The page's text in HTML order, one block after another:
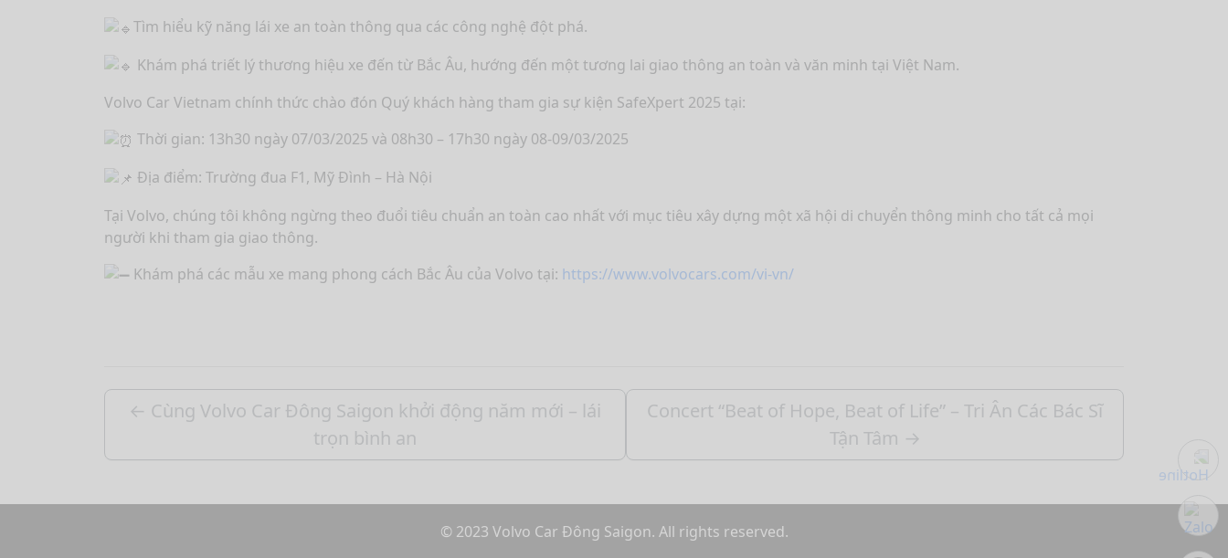
Tìm hiểu kỹ năng lái xe an toàn thông qua các công nghệ đột phá.
Khám phá triết lý thương hiệu xe đến từ Bắc Âu, hướng đến một tương lai giao thông an toàn và văn minh tại Việt Nam.
Volvo Car Vietnam chính thức chào đón Quý khách hàng tham gia sự kiện SafeXpert 2025 tại:
Thời gian: 13h30 ngày 07/03/2025 và 08h30 – 17h30 ngày 08-09/03/2025
Địa điểm: Trường đua F1, Mỹ Đình – Hà Nội
Tại Volvo, chúng tôi không ngừng theo đuổi tiêu chuẩn an toàn cao nhất với mục tiêu xây dựng một xã hội di chuyển thông minh cho tất cả mọi
người khi tham gia giao thông.
Khám phá các mẫu xe mang phong cách Bắc Âu của Volvo tại: https://www.volvocars.com/vi-vn/
← Cùng Volvo Car Đông Saigon khởi động năm mới – lái
trọn bình an
Concert “Beat of Hope, Beat of Life” – Tri Ân Các Bác Sĩ
Tận Tâm →
© 2023 Volvo Car Đông Saigon. All rights reserved.